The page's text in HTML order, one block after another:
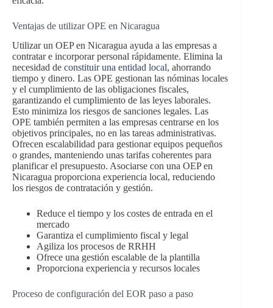
Ventajas de utilizar OPE en Nicaragua
Utilizar un OEP en Nicaragua ayuda a las empresas a
contratar e incorporar personal rápidamente. Elimina la
necesidad de constituir una entidad local, ahorrando
tiempo y dinero. Las OPE gestionan las nóminas locales
y el cumplimiento de las obligaciones fiscales,
garantizando el cumplimiento de las leyes laborales.
Esto minimiza los riesgos de sanciones legales. Las
OPE también permiten a las empresas centrarse en los
objetivos principales, no en las tareas administrativas.
Ofrecen escalabilidad para gestionar equipos pequeños
o grandes, manteniendo unas tarifas coherentes para
planificar el presupuesto. Asociarse con una OEP en
Nicaragua proporciona experiencia local, reduciendo
los riesgos de contratación y gestión.
Reduce el tiempo y los costes de entrada en el
mercado
Garantiza el cumplimiento fiscal y legal
Agiliza los procesos de RRHH
Ofrece una gestión escalable de la plantilla
Proporciona experiencia y recursos locales
Proceso de configuración del EOR paso a paso